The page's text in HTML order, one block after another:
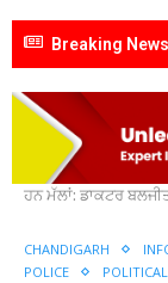
Breaking News
ਵੀਰ ਹਕੀਕਤ ਰਾਏ
Home
ਹਨ ਮੱਲਾਂ: ਡਾਕਟਰ
CHANDIGARH
POLICE
POLITICAL